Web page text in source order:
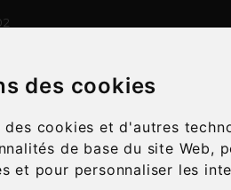
des cookies
des cookies et d'autres
de base du site Web,
et pour personnaliser les